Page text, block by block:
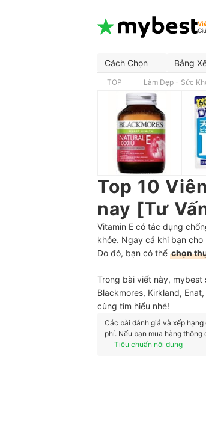
Cách Chọn Bảng
TOP Làm Đẹp - Sức
Top 10
nay [Tư
Vitamin E có tác dụng
khỏe. Ngay cả khi bạn
Do đó, bạn có thể chọn
Trong bài viết này,
Blackmores, Kirkland,
cùng tìm hiểu nhé!
Các bài đánh giá và xếp
phí. Nếu bạn mua hàng
Tiêu chuẩn nội dung